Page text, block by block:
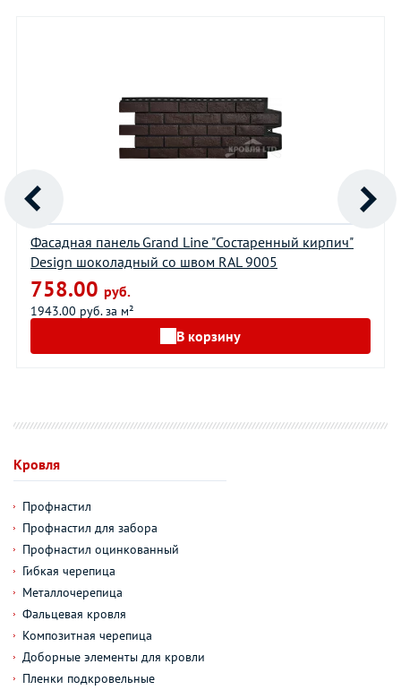
Фасадная панель Grand Line "Состаренный кирпич"
Design шоколадный со швом RAL 9005
758.00 руб.
1943.00 руб. за м²
В корзину
Кровля
Профнастил
Профнастил для забора
Профнастил оцинкованный
Гибкая черепица
Металлочерепица
Фальцевая кровля
Композитная черепица
Доборные элементы для кровли
Пленки подкровельные